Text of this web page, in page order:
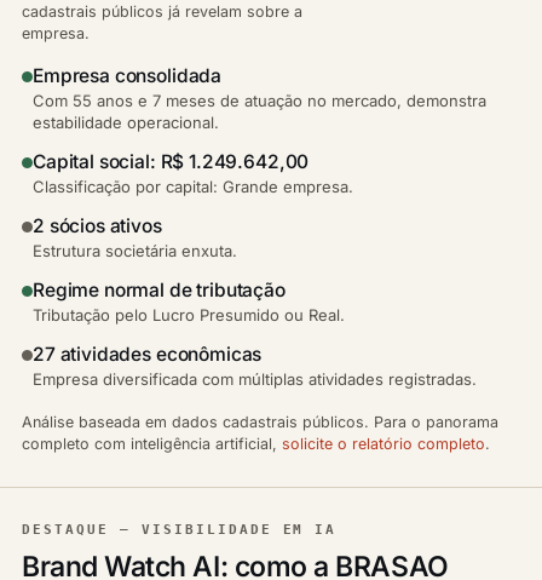
cadastrais públicos já revelam sobre a
empresa.
Empresa consolidada
Com 55 anos e 7 meses de atuação no mercado, demonstra
estabilidade operacional.
Capital social: R$ 1.249.642,00
Classificação por capital: Grande empresa.
2 sócios ativos
Estrutura societária enxuta.
Regime normal de tributação
Tributação pelo Lucro Presumido ou Real.
27 atividades econômicas
Empresa diversificada com múltiplas atividades registradas.
Análise baseada em dados cadastrais públicos. Para o panorama
completo com inteligência artificial, solicite o relatório completo.
DESTAQUE — VISIBILIDADE EM IA
Brand Watch AI: como a BRASAO